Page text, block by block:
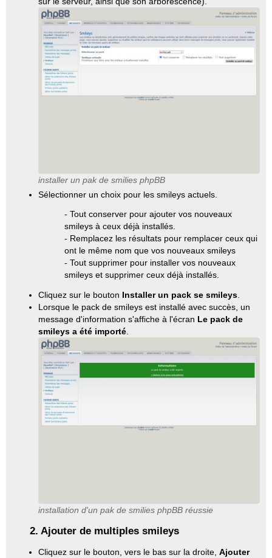
installer un pak de smilies phpBB
Sélectionner un choix pour les smileys actuels.
- Tout conserver pour ajouter vos nouveaux
smileys à ceux déjà installés.
- Remplacez les résultats pour remplacer ceux qui
ont le même nom que vos nouveaux smileys
- Tout supprimer pour installer vos nouveaux
smileys et supprimer ceux déjà installés.
Cliquez sur le bouton Installer un pack se smileys.
Lorsque le pack de smileys est installé avec succès, un
message d'information s'affiche à l'écran Le pack de
smileys a été importé.
installation d'un pak de smilies phpBB réussie
2. Ajouter de multiples smileys
Cliquez sur le bouton, vers le bas sur la droite, Ajouter